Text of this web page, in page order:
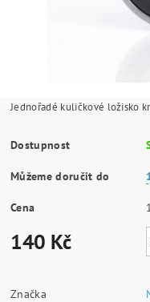
Jednořadé kuličkové ložisko
Dostupnost
Můžeme doručit do
Cena
140 Kč
Značka